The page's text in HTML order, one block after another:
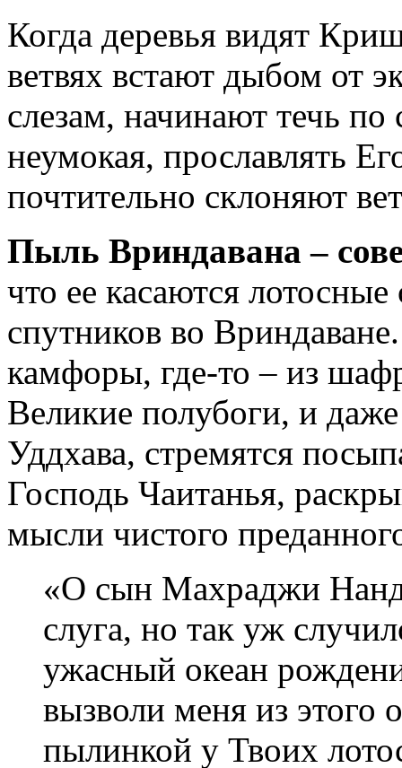
Когда деревья видят
ветвях встают дыбом от
слезам, начинают течь
неумокая, прославлять
почтительно склоняют
Пыль Вриндавана –
что ее касаются
спутников во
камфоры, где-то – из
Великие полубоги, и
Уддхава, стремятся
Господь Чаитанья,
мысли чистого
«О сын Махраджи
слуга, но так уж
ужасный океан
вызволи меня из этого
пылинкой у Твоих